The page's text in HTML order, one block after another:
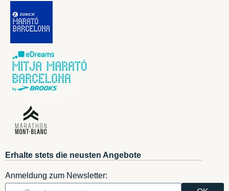
Erhalte stets die neusten Angebote
Anmeldung zum Newsletter: